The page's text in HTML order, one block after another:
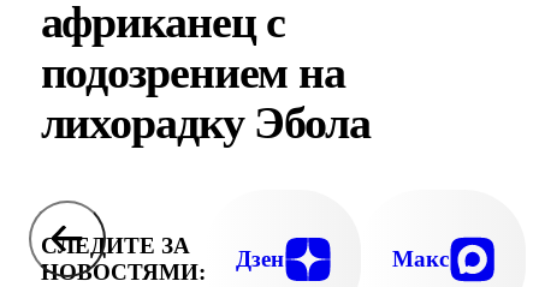
африканец с
подозрением на
лихорадку Эбола
СЛЕДИТЕ ЗА
НОВОСТЯМИ:
Дзен Макс